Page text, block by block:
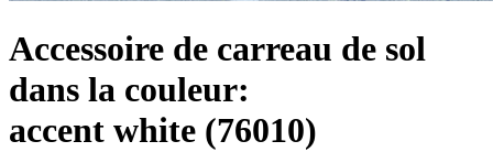
Accessoire de carreau de sol
dans la couleur:
accent white (76010)